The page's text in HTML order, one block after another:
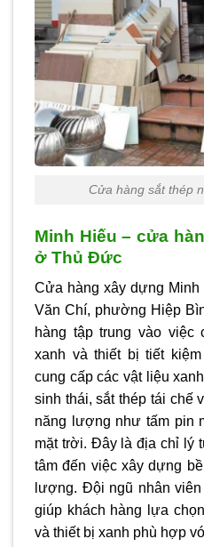
Cửa hàng sắt thép
Minh Hiếu – cửa
ở Thủ Đức
Cửa hàng xây dựng
Văn Chí, phường Hiệp
hàng tập trung vào việc
xanh và thiết bị tiết
cung cấp các vật liệu
sinh thái, sắt thép tái chế
năng lượng như tấm pin
mặt trời. Đây là địa chỉ lý
tâm đến việc xây dựng
lượng. Đội ngũ nhân
giúp khách hàng lựa
và thiết bị xanh phù hợp